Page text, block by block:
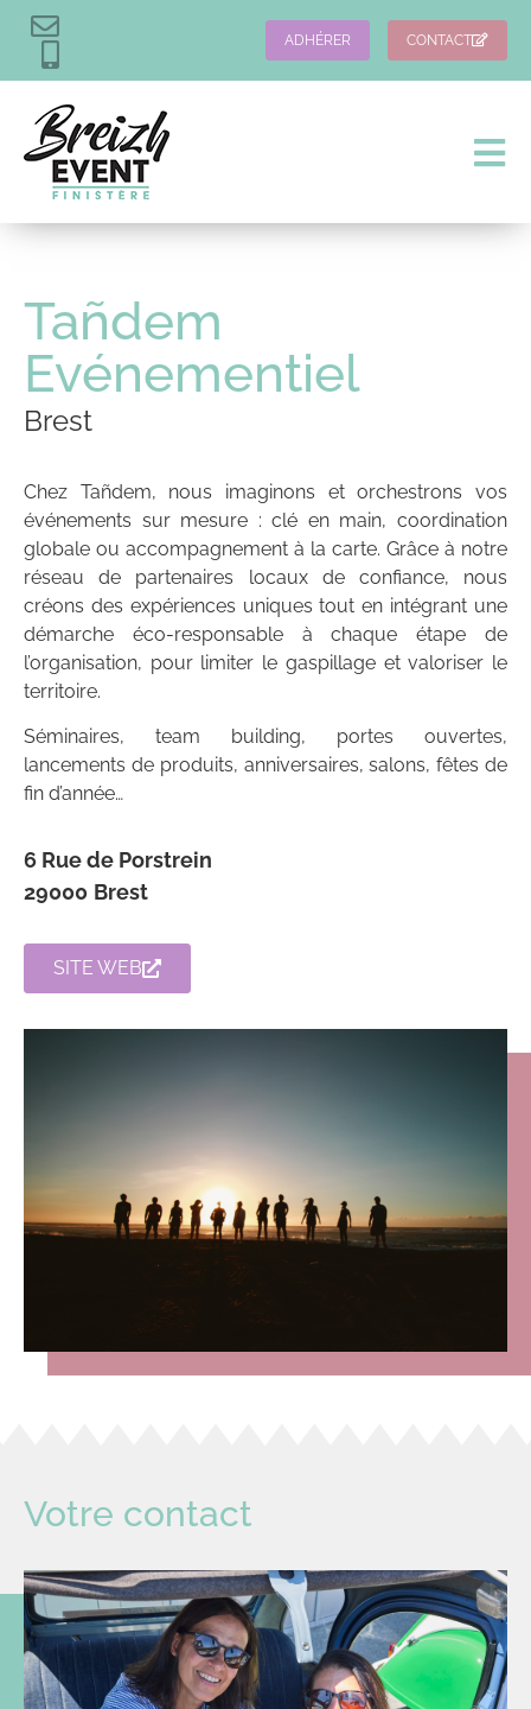
ADHÉRER CONTACT
Tañdem
Evénementiel
Brest
Chez Tañdem, nous imaginons et orchestrons vos
événements sur mesure : clé en main, coordination
globale ou accompagnement à la carte. Grâce à notre
réseau de partenaires locaux de confiance, nous
créons des expériences uniques tout en intégrant une
démarche éco-responsable à chaque étape de
l’organisation, pour limiter le gaspillage et valoriser le
territoire.
Séminaires, team building, portes ouvertes,
lancements de produits, anniversaires, salons, fêtes de
fin d’année…
6 Rue de Porstrein
29000 Brest
SITE WEB
Votre contact